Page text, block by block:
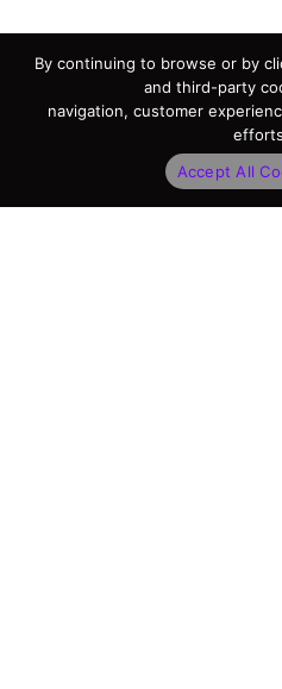
By continuing to browse or by
and third-party
navigation, customer
Accept All